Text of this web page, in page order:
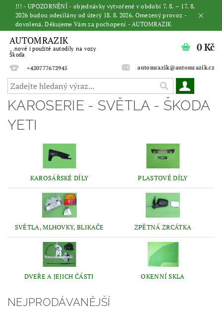
!!! - UPOZORNĚNÍ - objednávky vytvořené v období 7. 8. – 17. 8.
2026 budou odesílány od úterý 18. 8. 2026. Omezený provoz -
dovolená. Děkujeme Vám za pochopení - AUTOMRAZIK
AUTOMRAZIK
...nové i použité autodíly na vozy
Škoda
+420777672945
automrazik@automrazik.cz
0 Kč
KAROSERIE - SVĚTLA - ŠKODA
YETI
KAROSÁŘSKÉ DÍLY PLASTOVÉ DÍLY
SVĚTLA, MLHOVKY, BLIKAČE ZPĚTNÁ ZRCÁTKA
DVEŘE A JEJICH ČÁSTI OKENNÍ SKLA
NEJPRODÁVANĚJŠÍ